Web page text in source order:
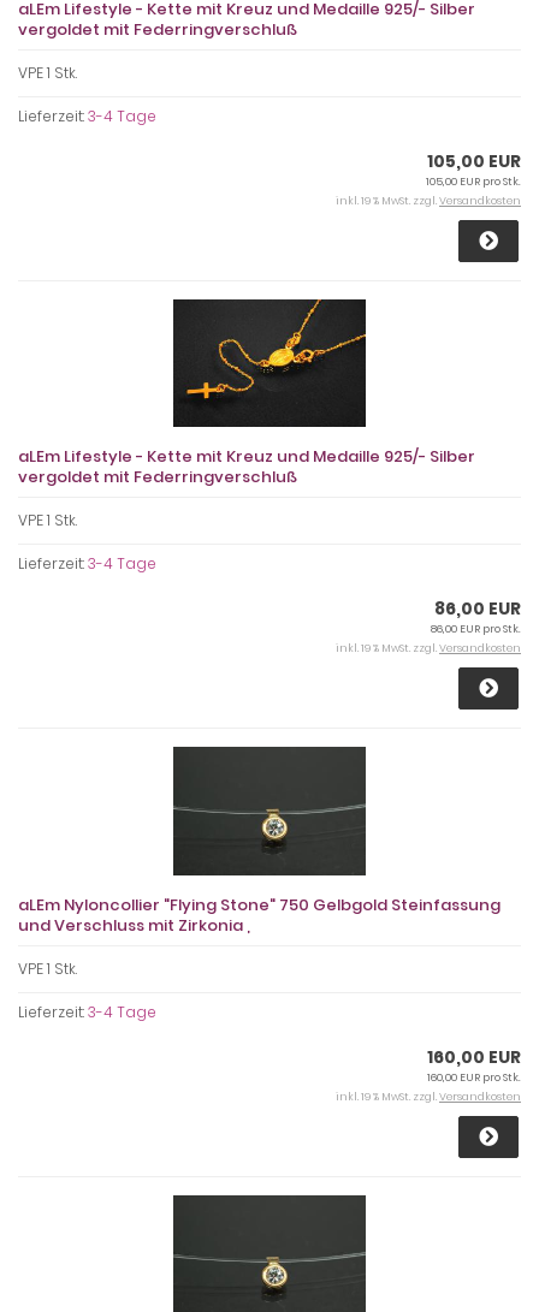
aLEm Lifestyle - Kette mit Kreuz und Medaille 925/- Silber
vergoldet mit Federringverschluß
VPE 1 Stk.
Lieferzeit:3-4 Tage
105,00 EUR
105,00 EUR pro Stk.
inkl. 19 % MwSt. zzgl.Versandkosten
aLEm Lifestyle - Kette mit Kreuz und Medaille 925/- Silber
vergoldet mit Federringverschluß
VPE 1 Stk.
Lieferzeit:3-4 Tage
86,00 EUR
86,00 EUR pro Stk.
inkl. 19 % MwSt. zzgl.Versandkosten
aLEm Nyloncollier "Flying Stone" 750 Gelbgold Steinfassung
und Verschluss mit Zirkonia ,
VPE 1 Stk.
Lieferzeit:3-4 Tage
160,00 EUR
160,00 EUR pro Stk.
inkl. 19 % MwSt. zzgl.Versandkosten